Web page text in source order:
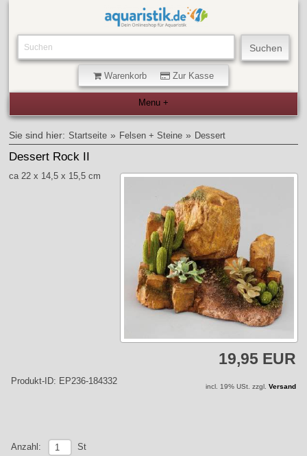
Warenkorb Zur Kasse
Sie sind hier: Startseite » Felsen + Steine » Dessert
Dessert Rock II
ca 22 x 14,5 x 15,5 cm
19,95 EUR
Produkt-ID: EP236-184332
incl. 19% USt. zzgl. Versand
Anzahl: St